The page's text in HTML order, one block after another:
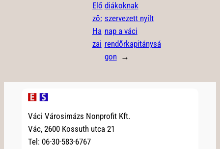
Elő
ző:
Ha
zai
diákoknak
szervezett nyílt
nap a váci
rendőrkapitánysá
gon →
Váci Városimázs Nonprofit Kft.
Vác, 2600 Kossuth utca 21
Tel: 06-30-583-6767